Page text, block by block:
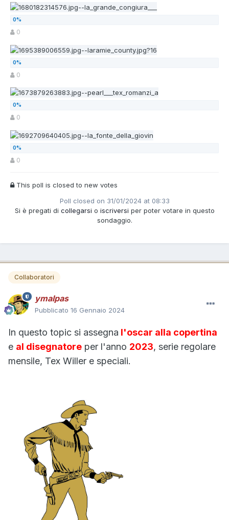
0
0
0
0
This poll is closed to new votes
Si è pregati di collegarsi o iscriversi per poter votare in questo
sondaggio.
Poll closed on 31/01/2024 at 08:33
Collaboratori
ymalpas
Pubblicato 16 Gennaio 2024
In questo topic si assegna l'oscar alla copertina
e al disegnatore per l'anno 2023, serie regolare
mensile, Tex Willer e speciali.